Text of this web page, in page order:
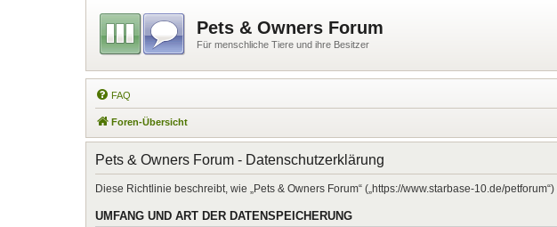
Pets & Owners Forum
Für menschliche Tiere und ihre Besitzer
FAQ
Foren-Übersicht
Pets & Owners Forum - Datenschutzerklärung
Diese Richtlinie beschreibt, wie „Pets & Owners Forum“ („https://www.starbase-10.de/
UMFANG UND ART DER DATENSPEICHERUNG